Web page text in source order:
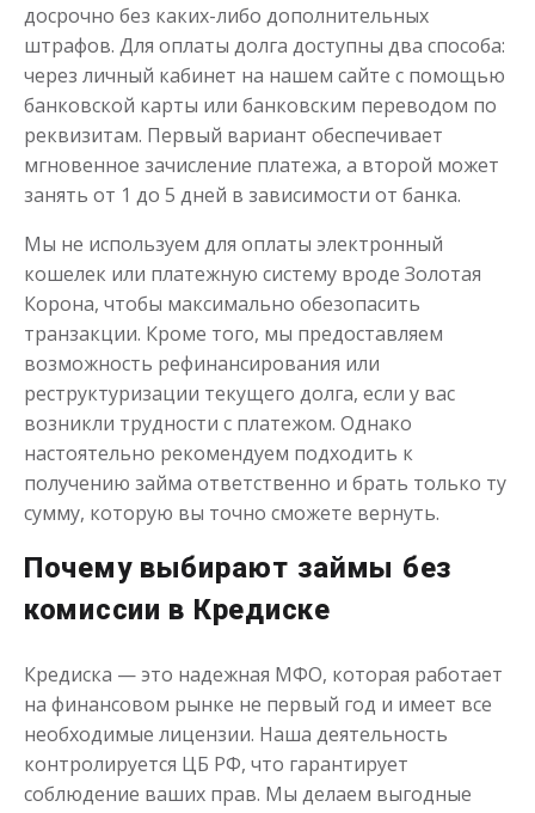
досрочно без каких-либо дополнительных
штрафов. Для оплаты долга доступны два способа:
через личный кабинет на нашем сайте с помощью
банковской карты или банковским переводом по
реквизитам. Первый вариант обеспечивает
мгновенное зачисление платежа, а второй может
занять от 1 до 5 дней в зависимости от банка.
Мы не используем для оплаты электронный
кошелек или платежную систему вроде Золотая
Корона, чтобы максимально обезопасить
транзакции. Кроме того, мы предоставляем
возможность рефинансирования или
реструктуризации текущего долга, если у вас
возникли трудности с платежом. Однако
настоятельно рекомендуем подходить к
получению займа ответственно и брать только ту
сумму, которую вы точно сможете вернуть.
Почему выбирают займы без
комиссии в Кредиске
Кредиска — это надежная МФО, которая работает
на финансовом рынке не первый год и имеет все
необходимые лицензии. Наша деятельность
контролируется ЦБ РФ, что гарантирует
соблюдение ваших прав. Мы делаем выгодные